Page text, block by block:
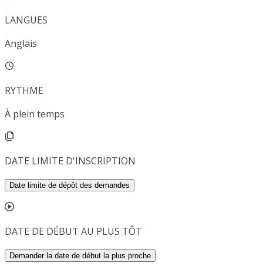
LANGUES
Anglais
RYTHME
À plein temps
DATE LIMITE D'INSCRIPTION
Date limite de dépôt des demandes
DATE DE DÉBUT AU PLUS TÔT
Demander la date de début la plus proche